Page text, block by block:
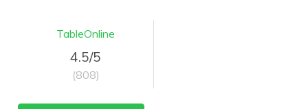
TableOnline
4.5/5
(808)